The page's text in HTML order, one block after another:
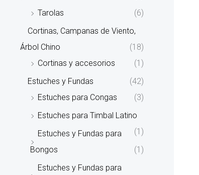
Tarolas
(6)
Cortinas, Campanas de Viento,
Árbol Chino
(18)
Cortinas y accesorios
(1)
Estuches y Fundas
(42)
Estuches para Congas
(3)
Estuches para Timbal Latino
(1)
Estuches y Fundas para
Bongos
(1)
Estuches y Fundas para